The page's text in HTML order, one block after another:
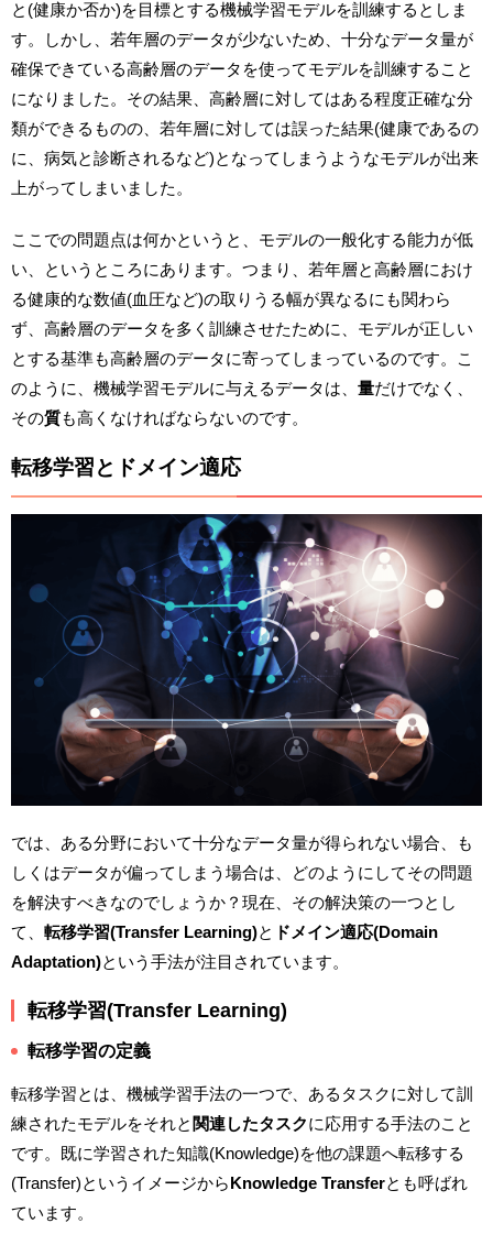
と(健康か否か)を目標とする機械学習モデルを訓練するとしま
す。しかし、若年層のデータが少ないため、十分なデータ量が
確保できている高齢層のデータを使ってモデルを訓練すること
になりました。その結果、高齢層に対してはある程度正確な分
類ができるものの、若年層に対しては誤った結果(健康であるの
に、病気と診断されるなど)となってしまうようなモデルが出来
上がってしまいました。
ここでの問題点は何かというと、モデルの一般化する能力が低
い、というところにあります。つまり、若年層と高齢層におけ
る健康的な数値(血圧など)の取りうる幅が異なるにも関わら
ず、高齢層のデータを多く訓練させたために、モデルが正しい
とする基準も高齢層のデータに寄ってしまっているのです。こ
のように、機械学習モデルに与えるデータは、 量だけでなく、
その質も高くなければならないのです。
転移学習とドメイン適応
では、ある分野において十分なデータ量が得られない場合、も
しくはデータが偏ってしまう場合は、どのようにしてその問題
を解決すべきなのでしょうか？現在、その解決策の一つとし
て、 転移学習(Transfer Learning)と ドメイン適応(Domain
Adaptation)という手法が注目されています。
転移学習(Transfer Learning)
転移学習の定義
転移学習とは、機械学習手法の一つで、あるタスクに対して訓
練されたモデルをそれと 関連したタスクに応用する手法のこと
です。既に学習された知識(Knowledge)を他の課題へ転移する
(Transfer)というイメージからKnowledge Transferとも呼ばれ
ています。